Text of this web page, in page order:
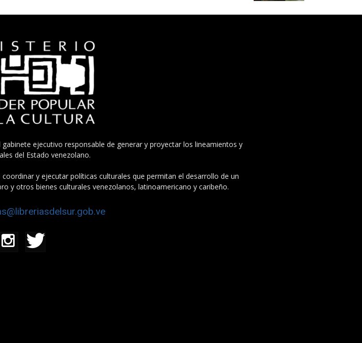
ejecutivo responsable de generar y proyectar los lineamientos y
del Estado venezolano.
y ejecutar políticas culturales que permitan el desarrollo de un
y otros bienes culturales venezolanos, latinoamericano y caribeño.